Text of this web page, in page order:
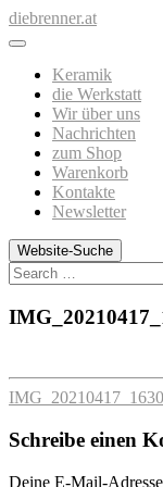
Zum
Inhalt
diebrenner.at
Keramik
die Werkstatt
Wir über uns
Nachrichten
zum Shop
Warenkorb
Kontakte
Newsletter
Website-Suche
Schreibe einen
Deine E-Mail-